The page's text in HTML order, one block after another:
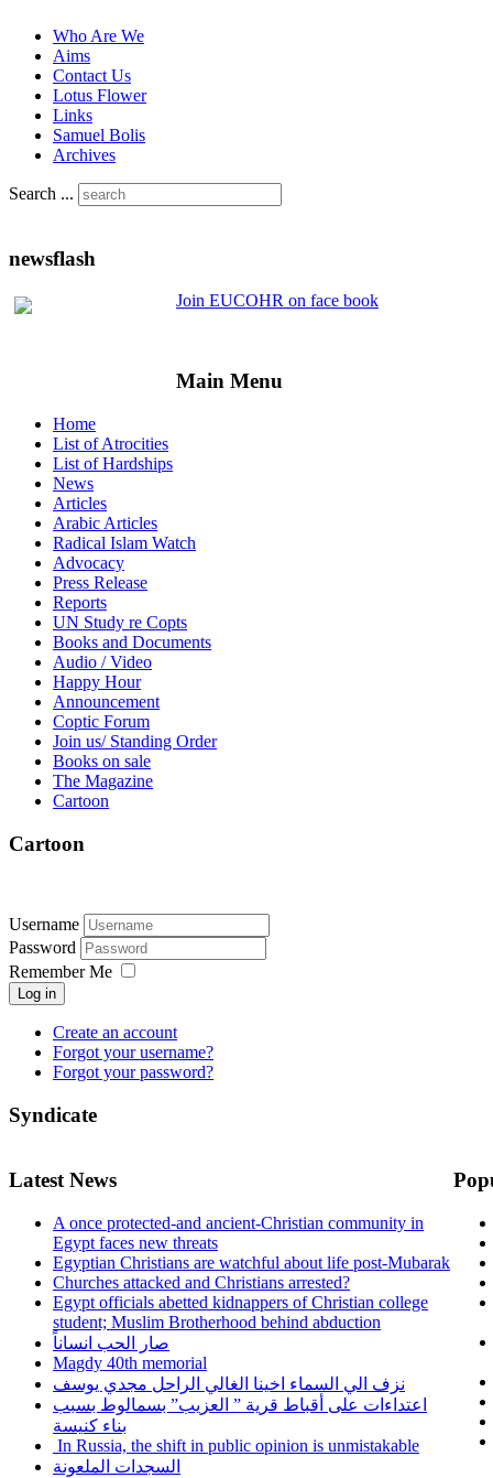
Who Are We
Aims
Contact Us
Lotus Flower
Links
Samuel Bolis
Archives
Search ...
newsflash
Join EUCOHR on face book
Main Menu
Home
List of Atrocities
List of Hardships
News
Articles
Arabic Articles
Radical Islam Watch
Advocacy
Press Release
Reports
UN Study re Copts
Books and Documents
Audio / Video
Happy Hour
Announcement
Coptic Forum
Join us/ Standing Order
Books on sale
The Magazine
Cartoon
Cartoon
Username
Password
Remember Me
Log in
Create an account
Forgot your username?
Forgot your password?
Syndicate
Latest News
A once protected-and ancient-Christian community in
Egypt faces new threats
Egyptian Christians are watchful about life post-Mubarak
Churches attacked and Christians arrested?
Egypt officials abetted kidnappers of Christian college
student; Muslim Brotherhood behind abduction
صار الحب انساناً
Magdy 40th memorial
نزف الي السماء اخينا الغالي الراحل مجدي يوسف
اعتداءات على أقباط قرية ” العزيب” بسمالوط بسبب
بناء كنيسة
In Russia, the shift in public opinion is unmistakable
السجدات الملعونة